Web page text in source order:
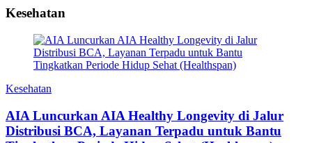
Kesehatan
Kesehatan
AIA Luncurkan AIA Healthy Longevity di Jalur
Distribusi BCA, Layanan Terpadu untuk Bantu